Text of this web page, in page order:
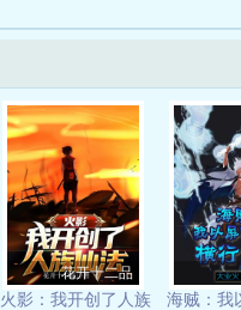
花开十二品
火影：我开创了人族
海贼：我